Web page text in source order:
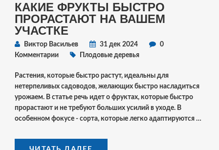
КАКИЕ ФРУКТЫ БЫСТРО
ПРОРАСТАЮТ НА ВАШЕМ
УЧАСТКЕ
Виктор Васильев 31 дек 2024
0
Комментарии
Плодовые деревья
Растения, которые быстро растут, идеальны для
нетерпеливых садоводов, желающих быстро насладиться
урожаем. В статье речь идет о фруктах, которые быстро
прорастают и не требуют больших усилий в уходе. В
особенном фокусе - сорта, которые легко адаптируются к
идеи для максимальной отдачи от вашего плодового сада.